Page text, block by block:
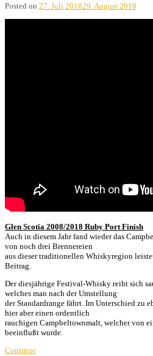
Posted on 27. Juli 201829. August 2018
Glen Scotia 2008/2018 Ruby Port Finish
Auch in diesem Jahr fand wieder das
von noch drei Brennereien
aus dieser traditionellen Whiskyregion
Beitrag.
Der diesjährige Festival-Whisky reiht sich
welches man nach der Umstellung
der Standardrange fährt. Im Unterschied zu
hier aber einen ordentlich
rauchigen Campbeltownmalt, welcher von
beeinflußt wurde.
Continue